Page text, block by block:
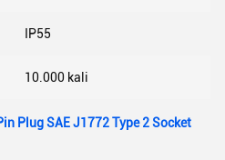
IP55
10.000 kali
Plug SAE J1772 Type 2 Socket